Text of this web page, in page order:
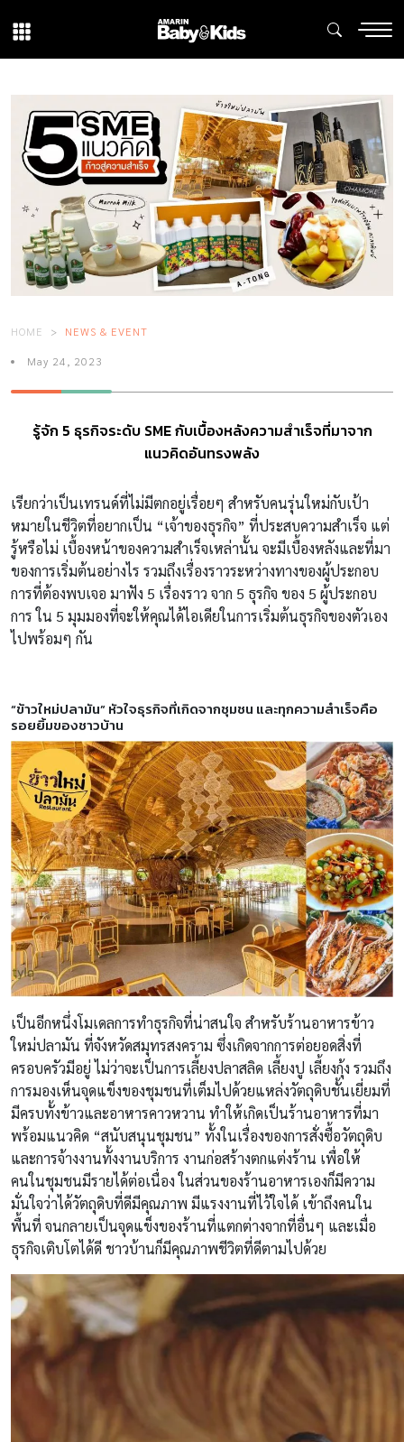
HOME NEWS & EVENT
May 24, 2023
รู้จัก 5 ธุรกิจระดับ SME กับเบื้องหลังความสำเร็จที่มาจาก
แนวคิดอันทรงพลัง
เรียกว่าเป็นเทรนด์ที่ไม่มีตกอยู่เรื่อยๆ สำหรับคนรุ่นใหม่กับเป้า
หมายในชีวิตที่อยากเป็น “เจ้าของธุรกิจ” ที่ประสบความสำเร็จ แต่
รู้หรือไม่ เบื้องหน้าของความสำเร็จเหล่านั้น จะมีเบื้องหลังและที่มา
ของการเริ่มต้นอย่างไร รวมถึงเรื่องราวระหว่างทางของผู้ประกอบ
การที่ต้องพบเจอ มาฟัง 5 เรื่องราว จาก 5 ธุรกิจ ของ 5 ผู้ประกอบ
การ ใน 5 มุมมองที่จะให้คุณได้ไอเดียในการเริ่มต้นธุรกิจของตัวเอง
ไปพร้อมๆ กัน
“ข้าวใหม่ปลามัน” หัวใจธุรกิจที่เกิดจากชุมชน และทุกความสำเร็จคือ
รอยยิ้มของชาวบ้าน
เป็นอีกหนึ่งโมเดลการทำธุรกิจที่น่าสนใจ สำหรับร้านอาหารข้าว
ใหม่ปลามัน ที่จังหวัดสมุทรสงคราม ซึ่งเกิดจากการต่อยอดสิ่งที่
ครอบครัวมีอยู่ ไม่ว่าจะเป็นการเลี้ยงปลาสลิด เลี้ยงปู เลี้ยงกุ้ง รวมถึง
การมองเห็นจุดแข็งของชุมชนที่เต็มไปด้วยแหล่งวัตถุดิบชั้นเยี่ยมที่
มีครบทั้งข้าวและอาหารคาวหวาน ทำให้เกิดเป็นร้านอาหารที่มา
พร้อมแนวคิด “สนับสนุนชุมชน” ทั้งในเรื่องของการสั่งซื้อวัตถุดิบ
และการจ้างงานทั้งงานบริการ งานก่อสร้างตกแต่งร้าน เพื่อให้
คนในชุมชนมีรายได้ต่อเนื่อง ในส่วนของร้านอาหารเองก็มีความ
มั่นใจว่าได้วัตถุดิบที่ดีมีคุณภาพ มีแรงงานที่ไว้ใจได้ เข้าถึงคนใน
พื้นที่ จนกลายเป็นจุดแข็งของร้านที่แตกต่างจากที่อื่นๆ และเมื่อ
ธุรกิจเติบโตได้ดี ชาวบ้านก็มีคุณภาพชีวิตที่ดีตามไปด้วย